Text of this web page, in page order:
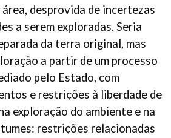
área, desprovida de incertezas
a serem exploradas. Seria
da terra original, mas
a partir de um processo
pelo Estado, com
e restrições à liberdade de
exploração do ambiente e na
restrições relacionadas